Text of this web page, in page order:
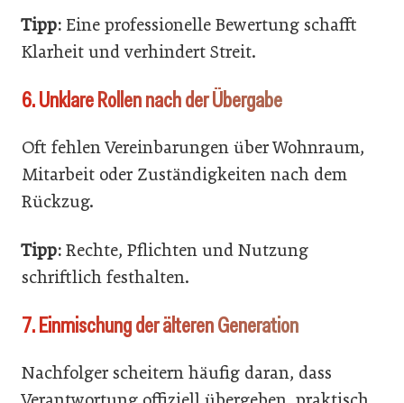
Tipp: Eine professionelle Bewertung schafft
Klarheit und verhindert Streit.
6. Unklare Rollen nach der Übergabe
Oft fehlen Vereinbarungen über Wohnraum,
Mitarbeit oder Zuständigkeiten nach dem
Rückzug.
Tipp: Rechte, Pflichten und Nutzung
schriftlich festhalten.
7. Einmischung der älteren Generation
Nachfolger scheitern häufig daran, dass